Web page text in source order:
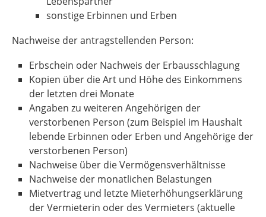
sonstige Erbinnen und Erben
Nachweise der antragstellenden Person:
Erbschein oder Nachweis der Erbausschlagung
Kopien über die Art und Höhe des Einkommens
der letzten drei Monate
Angaben zu weiteren Angehörigen der
verstorbenen Person (zum Beispiel im Haushalt
lebende Erbinnen oder Erben und Angehörige der
verstorbenen Person)
Nachweise über die Vermögensverhältnisse
Nachweise der monatlichen Belastungen
Mietvertrag und letzte Mieterhöhungserklärung
der Vermieterin oder des Vermieters (aktuelle